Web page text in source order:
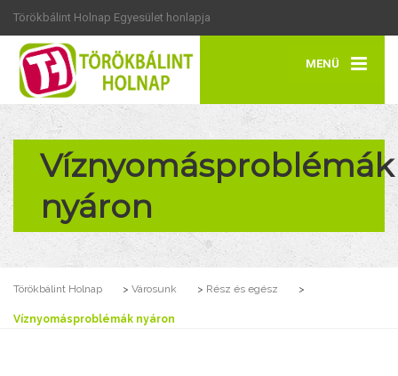
Törökbálint Holnap Egyesület honlapja
MENÜ
Víznyomásproblémák
nyáron
Törökbálint Holnap > Városunk > Rész és egész >
Víznyomásproblémák nyáron